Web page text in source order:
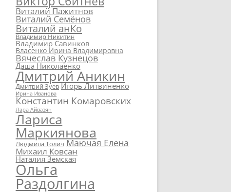
Виталий Пажитнов
Виталий Семёнов
Виталий анКо
Владимир Никитин
Владимир Савинков
Власенко Ирина Владимировна
Вячеслав Кузнецов
Даша Николаенко
Дмитрий Аникин
Дмитрий Зуев Игорь Литвиненко
Ирина Иванова
Константин Комаровских
Лара Айвазян
Лариса
Маркиянова
Людмила Толич Маючая Елена
Михаил Ковсан
Наталия Земская
Ольга
Раздолгина